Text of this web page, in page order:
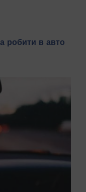
робити в авто